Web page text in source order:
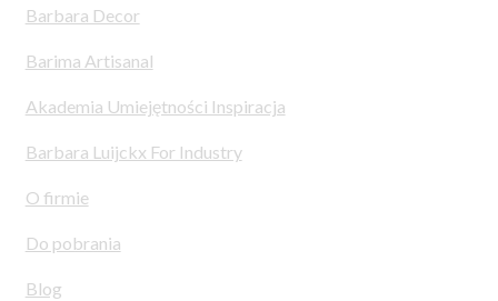
Barbara Decor
Barima Artisanal
Akademia Umiejętności Inspiracja
Barbara Luijckx For Industry
O firmie
Do pobrania
Blog